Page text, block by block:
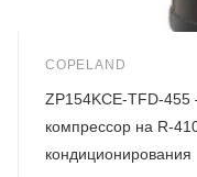
COPELAND
ZP154KCE-TFD-
компрессор на R-
кондиционирования